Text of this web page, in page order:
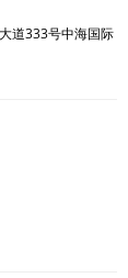
道333号中海国际